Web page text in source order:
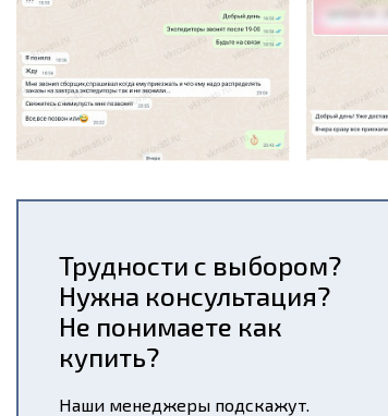
Трудности с выбором?
Нужна консультация?
Не понимаете как
купить?
Наши менеджеры подскажут.